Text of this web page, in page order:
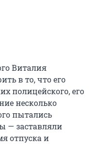
Виталия
в то, что его
полицейского, его
несколько
пытались
— заставляли
отпуска и